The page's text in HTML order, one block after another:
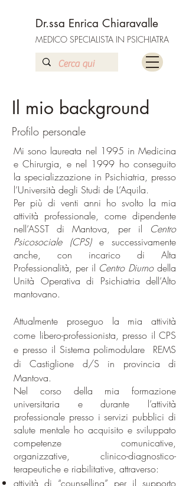
Dr.ssa Enrica Chiaravalle
MEDICO SPECIALISTA IN PSICHIATRA
Il mio background
Profilo personale
Mi sono laureata nel 1995 in Medicina
e Chirurgia, e nel 1999 ho conseguito
la specializzazione in Psichiatria, presso
l’Università degli Studi de L’Aquila.
Per più di venti anni ho svolto la mia
attività professionale, come dipendente
nell’ASST di Mantova, per il Centro
Psicosociale (CPS)e successivamente
anche, con incarico di Alta
Professionalità, per il Centro Diurnodella
Unità Operativa di Psichiatria dell’Alto
mantovano.
Attualmente proseguo la mia attività
come libero-professionista, presso il CPS
e presso il Sistema polimodulare REMS
di Castiglione d/S in provincia di
Mantova.
Nel corso della mia formazione
universitaria e durante l’attività
professionale presso i servizi pubblici di
salute mentale ho acquisito e sviluppato
competenze comunicative,
organizzative, clinico-diagnostico-
terapeutiche e riabilitative, attraverso:
attività di “counselling” per il supporto